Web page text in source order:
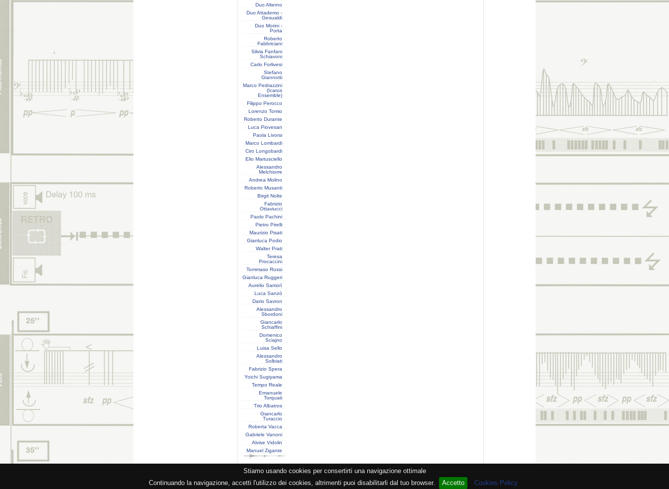
Stiamo usando cookies per consertirti una navigazione ottimale
Continuando la navigazione, accetti l'utilizzo dei cookies, altrimenti puoi disabilitarli dal tuo browser.
Accetto Cookies Policy
Duo Alterno
Duo Attademo -
Gesualdi
Duo Morini -
Porta
Roberto
Fabbriciani
Silvia Fanfani
Schiavoni
Carlo Forlivesi
Stefano
Giannotti
Marco Pedrazzini
(Icarus
Ensemble)
Filippo Perocco
Lorenzo Tomio
Roberto Durante
Luca Piovesan
Paola Livorsi
Marco Lombardi
Ciro Longobardi
Elio Martusciello
Alessandro
Melchiorre
Andrea Molino
Roberto Musanti
Birgit Nolte
Fabrizio
Ottaviucci
Paolo Pachini
Pietro Pirelli
Maurizio Pisati
Gianluca Podio
Walter Prati
Teresa
Procaccini
Tommaso Rossi
Gianluca Ruggeri
Aurelio Samorì
Luca Sanzò
Dario Savron
Alessandro
Sbordoni
Giancarlo
Schiaffini
Domenico
Sciajno
Luisa Sello
Alessandro
Solbiati
Fabrizio Spera
Yoichi Sugiyama
Tempo Reale
Emanuele
Torquati
Trio Albatros
Giancarlo
Turaccio
Roberta Vacca
Gabriele Vanoni
Alvise Vidolin
Manuel Zigante
- PI 05362381005 - Lic. SIAE 2552/1/2523 - Visitatore # 93.938.337